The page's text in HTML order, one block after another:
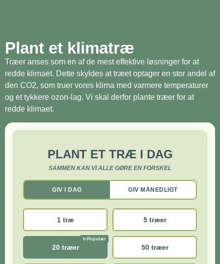
Plant et klimatræ
Træer anses som en af de mest effektive løsninger for at
redde klimaet. Dette skyldes at træet optager en stor andel af
den CO2, som truer vores klima med varmere temperaturer
og et tykkere ozon-lag. Vi skal derfor plante træer for at
redde klimaet.
PLANT ET TRÆ I DAG
SAMMEN KAN VI ALLE GØRE EN FORSKEL
GIV I DAG GIV MÅNEDLIGT
1 træ 5 træer
20 træer 50 træer